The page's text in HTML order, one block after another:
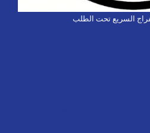
السريع تحت الطلب